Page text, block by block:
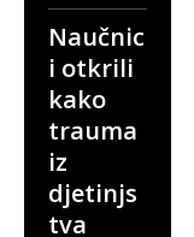
Naučnic
i otkrili
kako
trauma
iz
djetinjs
tva